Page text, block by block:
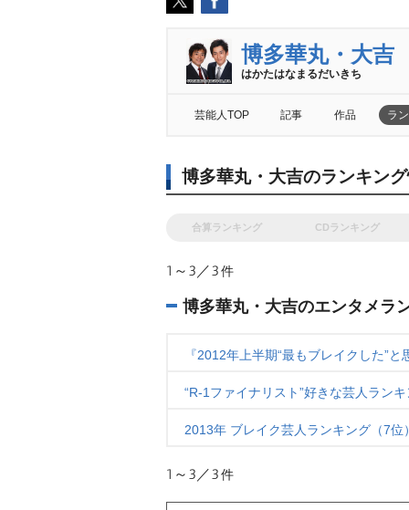
博多華丸・大吉
はかたはなまるだいきち
芸能人TOP 記事 作品 ラ
博多華丸・大吉のランキン
合算ランキング CDランキング
1～3／3件
博多華丸・大吉のエンタメラ
『2012年上半期“最もブレイクした”
“R-1ファイナリスト”好きな芸人ラン
2013年 ブレイク芸人ランキング（7位
1～3／3件